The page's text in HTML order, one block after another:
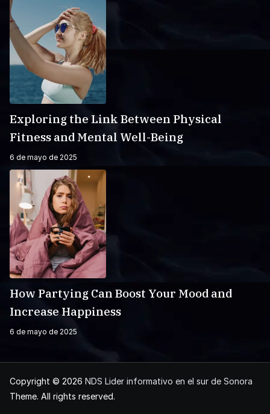
Exploring the Link Between Physical
Fitness and Mental Well-Being
6 de mayo de 2025
How Partying Can Boost Your Mood and
Increase Happiness
6 de mayo de 2025
Copyright © 2026 NDS Lider informativo en el sur de Sonora
Theme. All rights reserved.